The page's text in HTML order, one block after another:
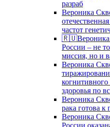
разраб
Вероника
частот
🇷🇺Вероника
России – не
миссия, но и
Вероника
здоровья по
Вероника
рака готова
Вероника
России